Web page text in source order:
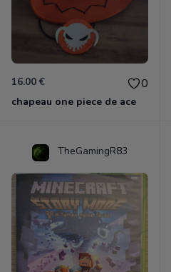
16.00 € 0
chapeau one piece de ace
TheGamingR83